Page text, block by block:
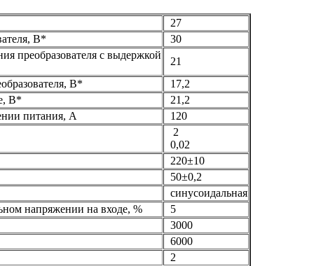
27
В*
30
преобразователя с выдержкой
21
В*
17,2
В*
21,2
питания, А
120
2
0,02
220±10
50±0,2
синусоидальная
напряжении на входе, %
5
3000
6000
2